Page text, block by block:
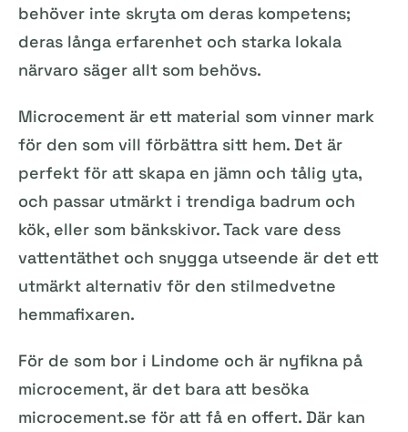
behöver inte skryta om deras kompetens;
deras långa erfarenhet och starka lokala
närvaro säger allt som behövs.
Microcement är ett material som vinner mark
för den som vill förbättra sitt hem. Det är
perfekt för att skapa en jämn och tålig yta,
och passar utmärkt i trendiga badrum och
kök, eller som bänkskivor. Tack vare dess
vattentäthet och snygga utseende är det ett
utmärkt alternativ för den stilmedvetne
hemmafixaren.
För de som bor i Lindome och är nyfikna på
microcement, är det bara att besöka
microcement.se för att få en offert. Där kan